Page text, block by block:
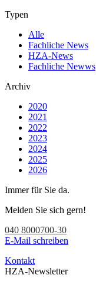
Typen
Alle
Fachliche News
HZA-News
Fachliche Newws
Archiv
2020
2021
2022
2023
2024
2025
2026
Immer für Sie da.
Melden Sie sich gern!
040 8000700-30
E-Mail schreiben
Kontakt
HZA-Newsletter